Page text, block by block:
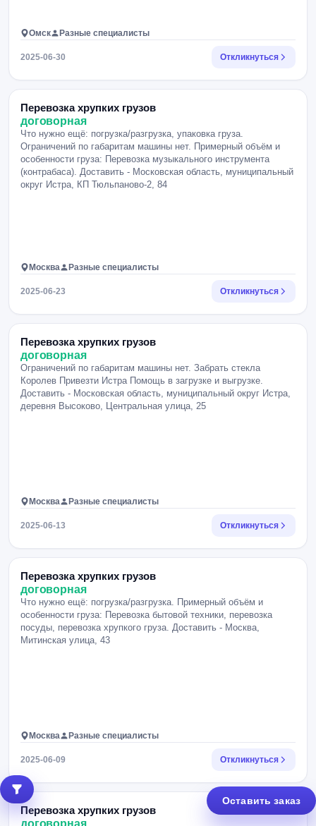
Омск Разные специалисты
2025-06-30 Откликнуться
Перевозка хрупких грузов
договорная
Что нужно ещё: погрузка/разгрузка, упаковка груза.
Ограничений по габаритам машины нет. Примерный объём и
особенности груза: Перевозка музыкального инструмента
(контрабаса). Доставить - Московская область, муниципальный
округ Истра, КП Тюльпаново-2, 84
Москва Разные специалисты
2025-06-23 Откликнуться
Перевозка хрупких грузов
договорная
Ограничений по габаритам машины нет. Забрать стекла
Королев Привезти Истра Помощь в загрузке и выгрузке.
Доставить - Московская область, муниципальный округ Истра,
деревня Высоково, Центральная улица, 25
Москва Разные специалисты
2025-06-13 Откликнуться
Перевозка хрупких грузов
договорная
Что нужно ещё: погрузка/разгрузка. Примерный объём и
особенности груза: Перевозка бытовой техники, перевозка
посуды, перевозка хрупкого груза. Доставить - Москва,
Митинская улица, 43
Москва Разные специалисты
2025-06-09 Откликнуться
Перевозка хрупких грузов
договорная
Оставить заказ